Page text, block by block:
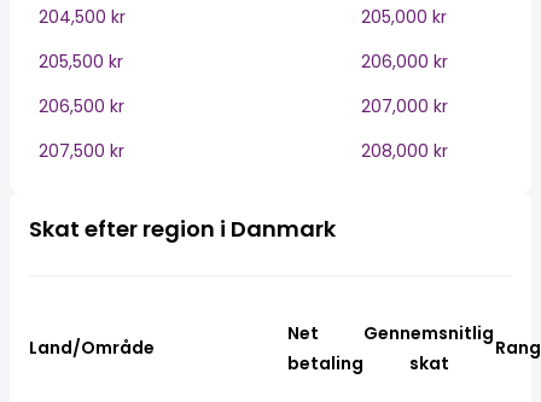
204,500 kr
205,000 kr
205,500 kr
206,000 kr
206,500 kr
207,000 kr
207,500 kr
208,000 kr
Skat efter region i Danmark
Land/Område
Net
betaling
Gennemsnitlig
skat
Rang